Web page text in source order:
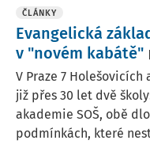
ČLÁNKY
Evangelická
v "novém kabátě"
V Praze 7
již přes 30 let dvě
akademie SOŠ, obě
podmínkách, které